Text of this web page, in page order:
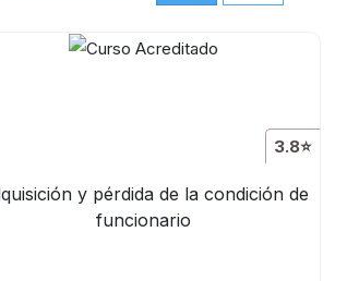
3.8⭐
y pérdida de la condición de
funcionario